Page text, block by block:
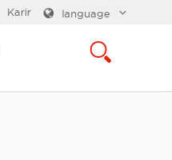
language
Karir